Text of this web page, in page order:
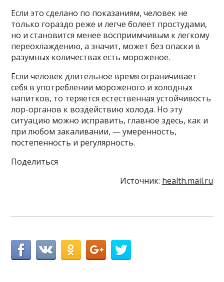
Если это сделано по показаниям, человек не
только гораздо реже и легче болеет простудами,
но и становится менее восприимчивым к легкому
переохлаждению, а значит, может без опаски в
разумных количествах есть мороженое.
Если человек длительное время ограничивает
себя в употреблении мороженого и холодных
напитков, то теряется естественная устойчивость
лор-органов к воздействию холода. Но эту
ситуацию можно исправить, главное здесь, как и
при любом закаливании, — умеренность,
постепенность и регулярность.
Поделиться
Источник: health.mail.ru